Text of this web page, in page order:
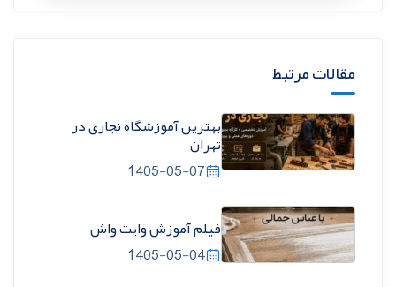
مقالات مرتبط
بهترین آموزشگاه نجاری در
تهران
1405-05-07
فیلم آموزش وایت واش
1405-05-04